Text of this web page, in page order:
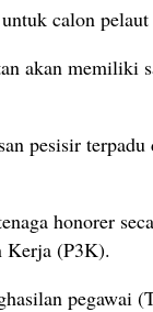
calon
akan memiliki
pesisir
honorer
Kerja (P3K).
pegawai